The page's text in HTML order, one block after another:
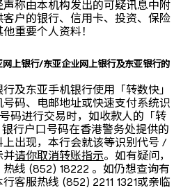
称由本机构发出的可疑讯息中附
客户的银行、信用卡、投资、保险
重要个人资料！
上银行/东亚企业网上银行及东亚银行的
及东亚手机银行使用「转数快」
码、电邮地址或快速支付系统识
码进行交易时，如收款人的「转
行户口号码在香港警务处提供的
上出现，本行会就该等识别代号 /
并请你取消转账指示。如有疑问，
线 (852) 18222 。如仍想查询有
客服热线 (852) 2211 1321或亲临